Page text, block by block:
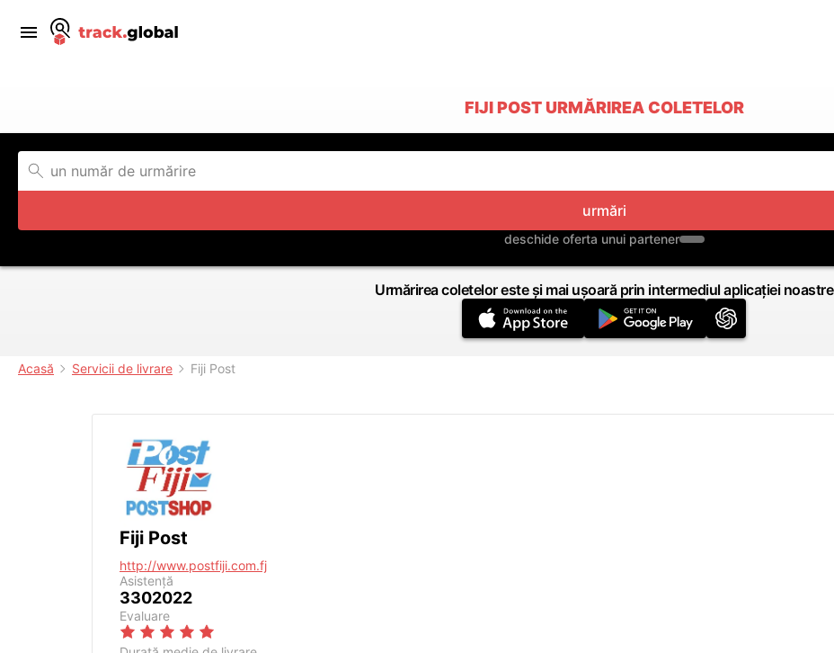
FIJI POST URMĂRIREA COLETELOR
urmări
deschide oferta unui partener
Urmărirea coletelor este și mai ușoară prin intermediul aplicației noastre
Acasă Servicii de livrare Fiji Post
Fiji Post
http://www.postfiji.com.fj
Asistență
3302022
Evaluare